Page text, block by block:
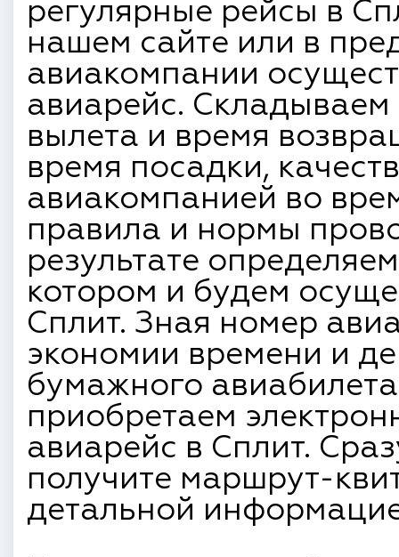
регулярные рейсы в
нашем сайте или в
авиакомпании
авиарейс.
вылета и время
время посадки,
авиакомпанией во
правила и нормы
результате
котором и будем
Сплит. Зная номер
экономии времени и
бумажного
приобретаем
авиарейс в Сплит.
получите маршрут-
детальной